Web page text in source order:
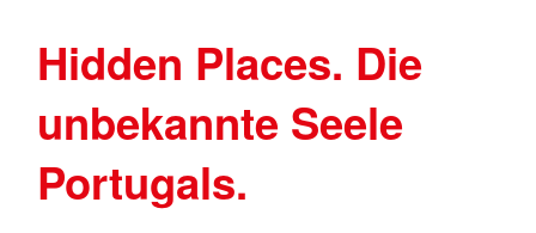
Hidden Places. Die
unbekannte Seele
Portugals.